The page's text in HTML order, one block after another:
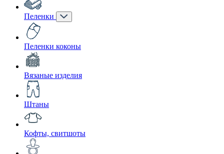
Пеленки
Пеленки коконы
Вязаные изделия
Штаны
Кофты, свитшоты